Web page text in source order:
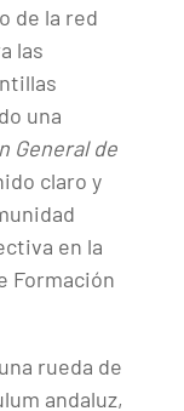
de la red
las
una
General de
claro y
en la
Formación
rueda de
andaluz,